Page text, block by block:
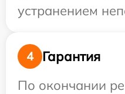
устранением
4
Гарантия
По окончании